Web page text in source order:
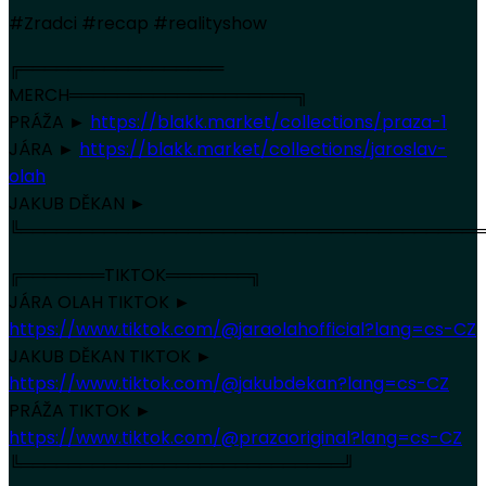
#Zradci #recap #realityshow
╔═════════════════
MERCH═══════════════════╗
PRÁŽA ► https://blakk.market/collections/praza-1
JÁRA ► https://blakk.market/collections/jaroslav-
olah
JAKUB DĚKAN ►
╔═══════TIKTOK═══════╗
JÁRA OLAH TIKTOK ►
https://www.tiktok.com/@jaraolahofficial?lang=cs-CZ
JAKUB DĚKAN TIKTOK ►
https://www.tiktok.com/@jakubdekan?lang=cs-CZ
PRÁŽA TIKTOK ►
https://www.tiktok.com/@prazaoriginal?lang=cs-CZ
╚═══════════════════════════╝